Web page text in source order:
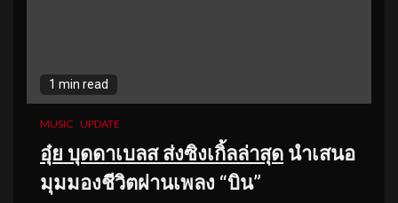
1 min read
MUSIC UPDATE
อุ๋ย บุดดาเบลส ส่งซิงเกิ้ลล่าสุด นำเสนอ
มุมมองชีวิตผ่านเพลง “บิน”